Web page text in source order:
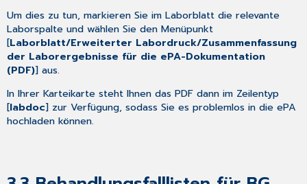
Um dies zu tun, markieren Sie im Laborblatt die relevante
Laborspalte und wählen Sie den Menüpunkt
[Laborblatt/Erweiterter Labordruck/Zusammenfassung
der Laborergebnisse für die ePA-Dokumentation
(PDF)] aus.
In Ihrer Karteikarte steht Ihnen das PDF dann im Zeilentyp
[labdoc] zur Verfügung, sodass Sie es problemlos in die ePA
hochladen können.